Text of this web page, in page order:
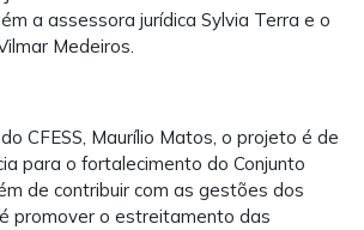
a assessora jurídica Sylvia Terra e o
Medeiros.
CFESS, Maurílio Matos, o projeto é de
para o fortalecimento do Conjunto
de contribuir com as gestões dos
promover o estreitamento das